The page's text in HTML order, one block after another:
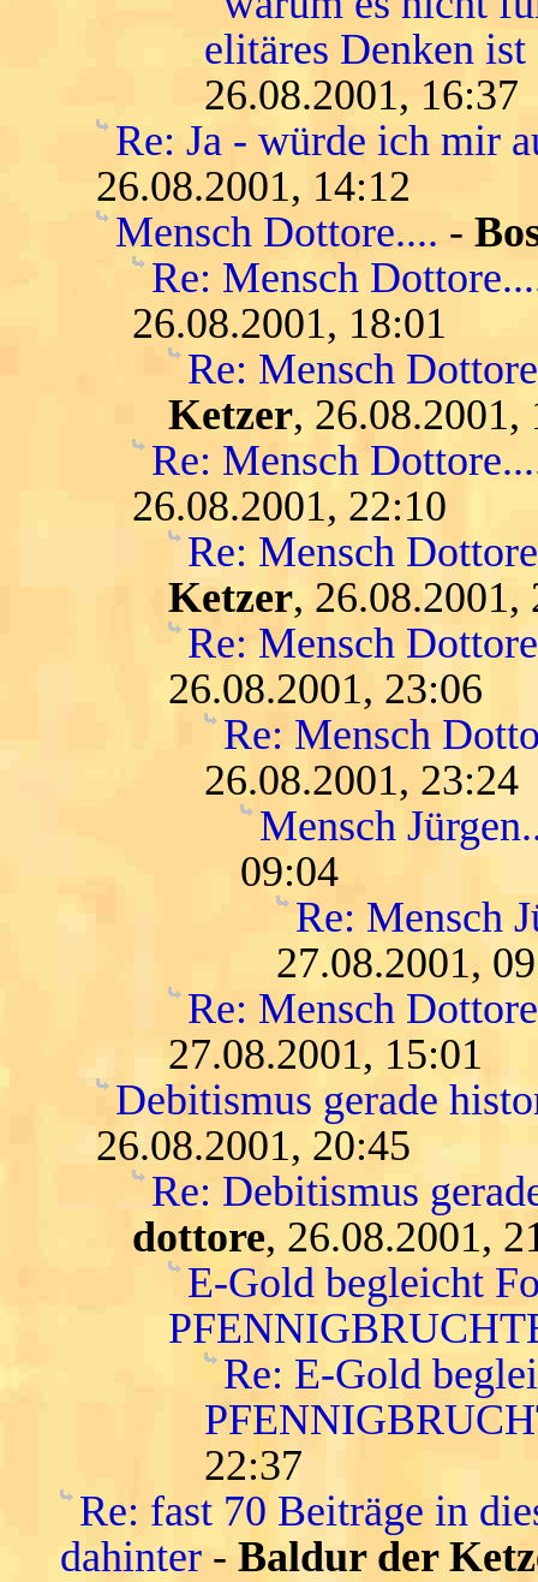
elitäres Denken
26.08.2001, 16:37
Re: Ja - würde ich mir
26.08.2001, 14:12
Mensch Dottore.... -
Re: Mensch
26.08.2001, 18:01
Re: Mensch
Ketzer, 26.08.2001,
Re: Mensch
26.08.2001, 22:10
Re: Mensch
Ketzer, 26.08.2001,
Re: Mensch
26.08.2001, 23:06
Re: Mensch
26.08.2001, 23:24
Mensch
09:04
Re: Mensch
27.08.2001,
Re: Mensch
27.08.2001, 15:01
Debitismus gerade
26.08.2001, 20:45
Re: Debitismus
dottore, 26.08.2001,
E-Gold begleicht
Re: E-Gold
22:37
Re: fast 70 Beiträge in
dahinter - Baldur der